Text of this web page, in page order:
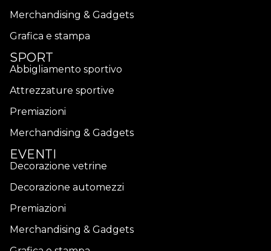
Merchandising & Gadgets
Grafica e stampa
SPORT
Abbigliamento sportivo
Attrezzature sportive
Premiazioni
Merchandising & Gadgets
EVENTI
Decorazione vetrine
Decorazione automezzi
Premiazioni
Merchandising & Gadgets